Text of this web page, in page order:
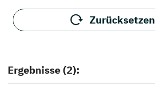
Zurücksetzen
Ergebnisse (2):